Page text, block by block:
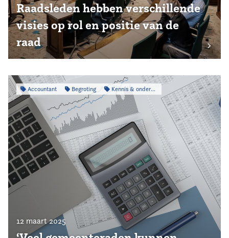
Raadsleden hebben verschillende
visies op rol en positie van de
raad
Accountant Begroting Kennis & onderzoek
12 maart 2025